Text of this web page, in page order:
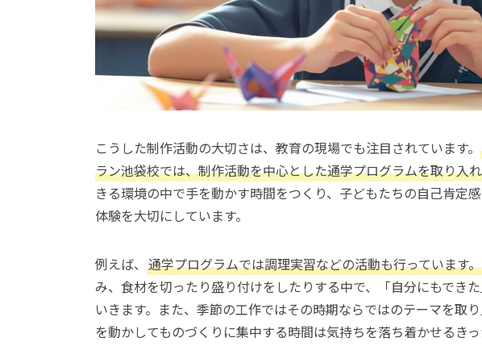
こうした制作活動の大切さは、教育の現場でも注目されています。
ラン池袋校では、制作活動を中心とした通学プログラムを取り入
きる環境の中で手を動かす時間をつくり、子どもたちの自己肯定
体験を大切にしています。
例えば、 通学プログラムでは調理実習などの活動も行っています。
み、食材を切ったり盛り付けをしたりする中で、「自分にもでき
いきます。また、季節の工作ではその時期ならではのテーマを取
を動かしてものづくりに集中する時間は気持ちを落ち着かせるきっ